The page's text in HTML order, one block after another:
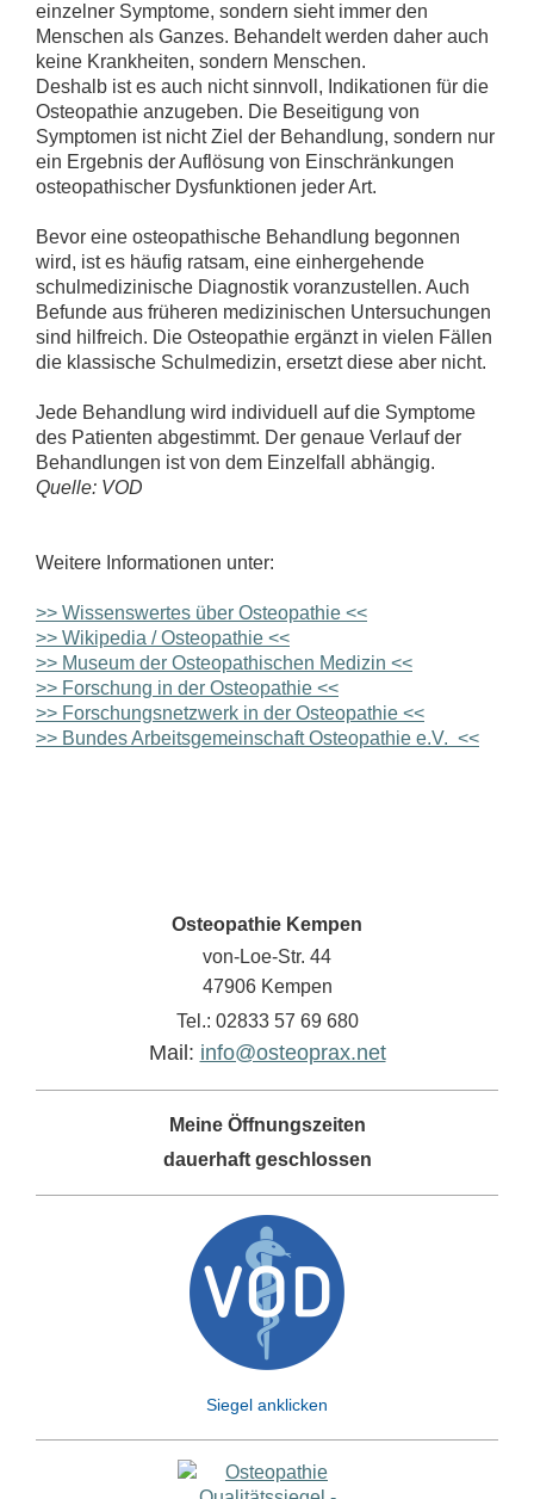
einzelner Symptome, sondern sieht immer den
Menschen als Ganzes. Behandelt werden daher auch
keine Krankheiten, sondern Menschen.
Deshalb ist es auch nicht sinnvoll, Indikationen für die
Osteopathie anzugeben. Die Beseitigung von
Symptomen ist nicht Ziel der Behandlung, sondern nur
ein Ergebnis der Auflösung von Einschränkungen
osteopathischer Dysfunktionen jeder Art.
Bevor eine osteopathische Behandlung begonnen
wird, ist es häufig ratsam, eine einhergehende
schulmedizinische Diagnostik voranzustellen. Auch
Befunde aus früheren medizinischen Untersuchungen
sind hilfreich. Die Osteopathie ergänzt in vielen Fällen
die klassische Schulmedizin, ersetzt diese aber nicht.
Jede Behandlung wird individuell auf die Symptome
des Patienten abgestimmt. Der genaue Verlauf der
Behandlungen ist von dem Einzelfall abhängig.
Quelle: VOD
Weitere Informationen unter:
>> Wissenswertes über Osteopathie <<
>> Wikipedia / Osteopathie <<
>> Museum der Osteopathischen Medizin <<
>> Forschung in der Osteopathie <<
>> Forschungsnetzwerk in der Osteopathie <<
>> Bundes Arbeitsgemeinschaft Osteopathie e.V. <<
Osteopathie Kempen
von-Loe-Str. 44
47906 Kempen
Tel.: 02833 57 69 680
Mail: info@osteoprax.net
Meine Öffnungszeiten
dauerhaft geschlossen
Siegel anklicken